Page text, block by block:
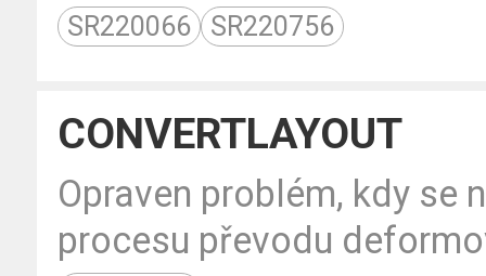
SR220066 SR220756
CONVERTLAYOUT
Opraven problém, kdy se
procesu převodu